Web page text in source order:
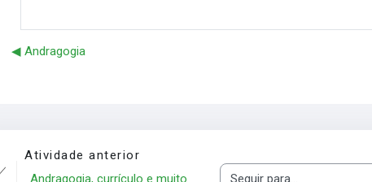
◀︎ Andragogia
Atividade anterior
Andragogia, currículo e muito